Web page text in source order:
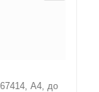
А4, до